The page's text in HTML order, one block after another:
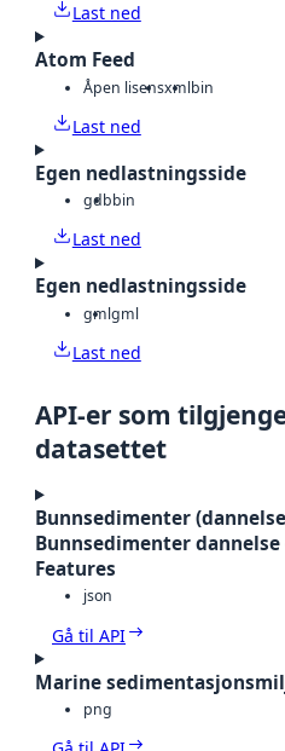
Last ned
Atom Feed
Åpen lisensxmlbin
Last ned
Egen nedlastningsside
gdbbin
Last ned
Egen nedlastningsside
gmlgml
Last ned
API-er som
datasettet
Bunnsedimenter
Bunnsedimenter dannelse
Features
json
Gå til API
Marine
png